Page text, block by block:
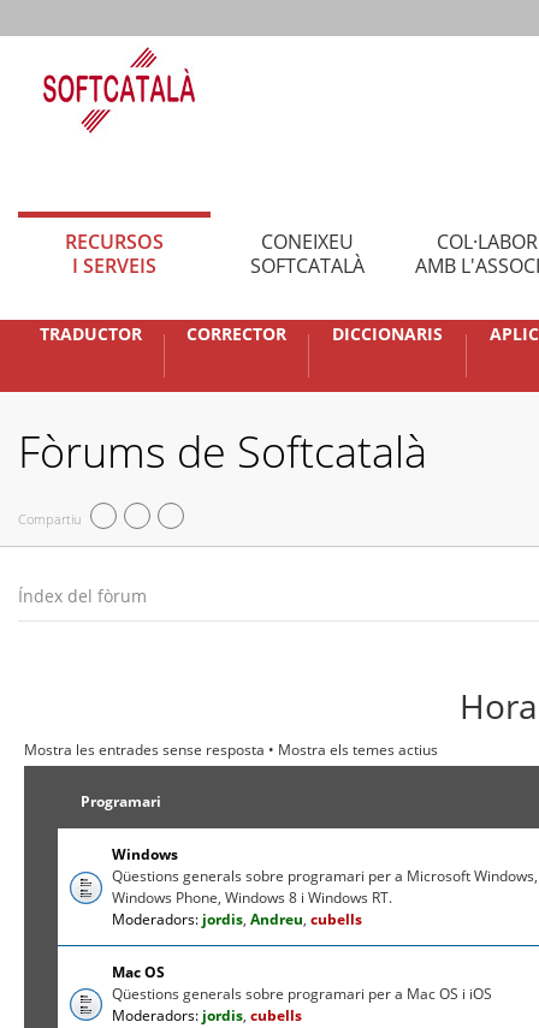
RECURSOS
I SERVEIS
CONEIXEU
SOFTCATALÀ
AMB
TRADUCTOR CORRECTOR DICCIONARIS
Fòrums de Softcatalà
Compartiu
Índex del fòrum
Mostra les entrades sense resposta • Mostra els temes actius
Programari
Windows
Qüestions generals sobre programari per a Microsoft Windows,
Windows Phone, Windows 8 i Windows RT.
Moderadors: jordis,Andreu,cubells
Mac OS
Qüestions generals sobre programari per a Mac OS i iOS
Moderadors: jordis,cubells